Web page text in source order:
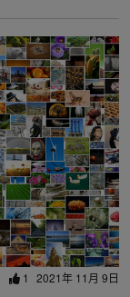
1 2021年 11月 9日